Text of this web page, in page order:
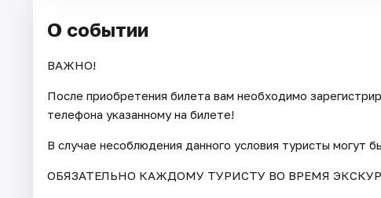
О событии
ВАЖНО!
После приобретения билета вам необходимо
телефона указанному на билете!
В случае несоблюдения данного условия туристы могут
ОБЯЗАТЕЛЬНО КАЖДОМУ ТУРИСТУ ВО ВРЕМЯ